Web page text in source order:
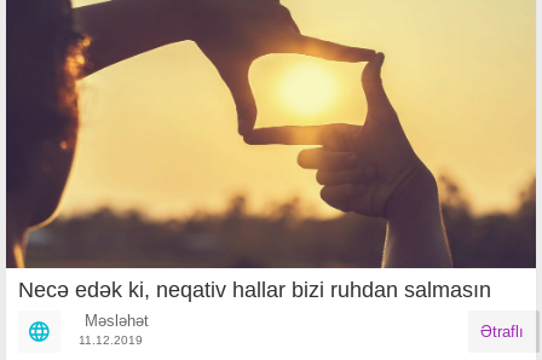
Necə edək ki, neqativ hallar bizi ruhdan salmasın
Məsləhət
11.12.2019 Ətraflı